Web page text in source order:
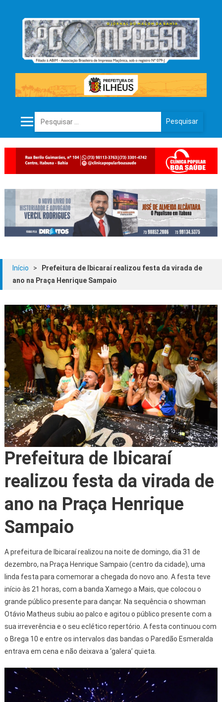
Pesquisar por:
Início >
Prefeitura de Ibicaraí realizou festa da virada de
ano na Praça Henrique Sampaio
Prefeitura de Ibicaraí
realizou festa da virada de
ano na Praça Henrique
Sampaio
A prefeitura de Ibicaraí realizou na noite de domingo, dia 31 de
dezembro, na Praça Henrique Sampaio (centro da cidade), uma
linda festa para comemorar a chegada do novo ano. A festa teve
início às 21 horas, com a banda Xamego a Mais, que colocou o
grande público presente para dançar. Na sequência o showman
Otávio Matheus subiu ao palco e agitou o público presente com a
sua irreverência e o seu eclético repertório. A festa continuou com
o Brega 10 e entre os intervalos das bandas o Paredão Esmeralda
entrava em cena e não deixava a ‘galera’ quieta.